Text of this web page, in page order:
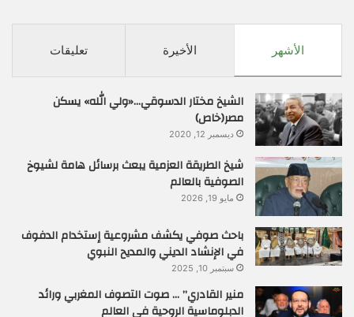
الأشهر الأخيرة تعليقات
الشيخ مختار الدسوقي…«ولي الله» يسكن
مصر(خاص)
ديسمبر 12, 2020
شيخ الطريقة العزمية يبعث برسائل هامة لشيوخ
الصوفية بالعالم
مايو 19, 2026
باحث صوفي يكشف مشروعية إستخدام الدفوف
في الإنشاد الديني والمديح النبوي
سبتمبر 10, 2025
منير القادري” … صوت التصوف المغربي ورائد
الدبلوماسية الروحية في العالم